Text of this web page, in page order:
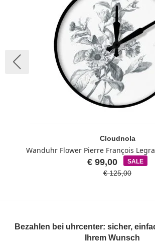
Cloudnola
Wanduhr Flower Pierre François
€ 99,00 SALE
€ 125,00
Bezahlen bei uhrcenter: sicher,
Ihrem Wunsch